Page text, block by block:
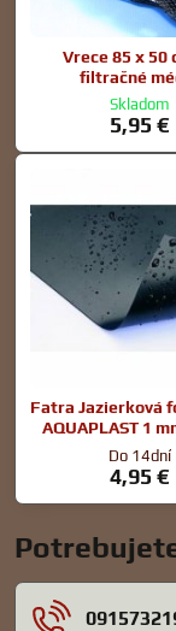
Vrece 85 x 50
filtračné
Skladom
5,95 €
Fatra Jazierková
AQUAPLAST 1
Do 14dní
4,95 €